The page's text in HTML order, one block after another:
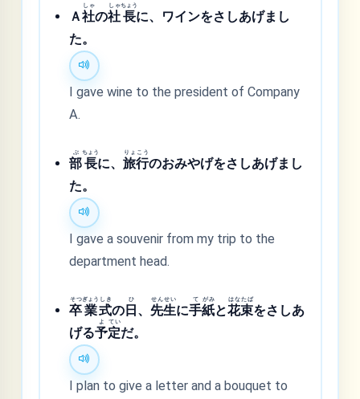
Ａ社
しゃ
の社
しゃ
長
ちょう
に、ワインをさしあげまし
た。
I gave wine to the president of Company
A.
部
ぶ
長
ちょう
に、旅
りょ
行
こう
のおみやげをさしあげまし
た。
I gave a souvenir from my trip to the
department head.
卒
そつ
業
ぎょう
式
しき
の日
ひ
、 先
せん
生
せい
に手
て
紙
がみ
と花
はな
束
たば
をさしあ
げる予
よ
定
てい
だ。
I plan to give a letter and a bouquet to